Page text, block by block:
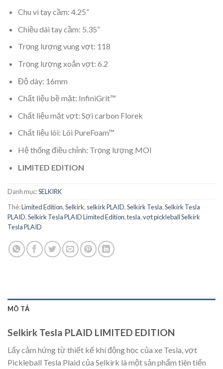
Chu vi tay cầm: 4.25”
Chiều dài tay cầm: 5.35”
Trọng lượng vung vợt: 118
Trọng lượng xoắn vợt: 6.2
Độ dày: 16mm
Chất liệu bề mặt: InfiniGrit™
Chất liệu mặt vợt: Sợi carbon Florek
Chất liệu lõi: Lõi PureFoam™
Hệ thống điều chỉnh: Trọng lượng MOI
LIMITED EDITION
Danh mục:SELKIRK
Thẻ:Limited Edition,Selkirk, selkirk PLAID,Selkirk Tesla,Selkirk Tesla
PLAID,Selkirk Tesla PLAID Limited Edition,tesla,vợt pickleball Selkirk
Tesla PLAID
MÔ TẢ
Selkirk Tesla PLAID LIMITED EDITION
Lấy cảm hứng từ thiết kế khí động học của xe Tesla, vợt
Pickleball Tesla Plaid của Selkirk là một sản phẩm tiên tiến